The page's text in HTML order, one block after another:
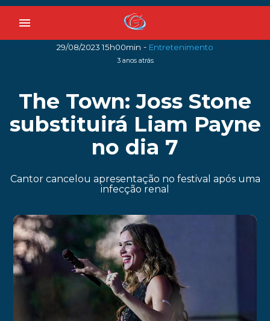
menu
29/08/2023 15h00min - Entretenimento
3 anos atrás
The Town: Joss Stone
substituirá Liam Payne
no dia 7
Cantor cancelou apresentação no festival após uma
infecção renal